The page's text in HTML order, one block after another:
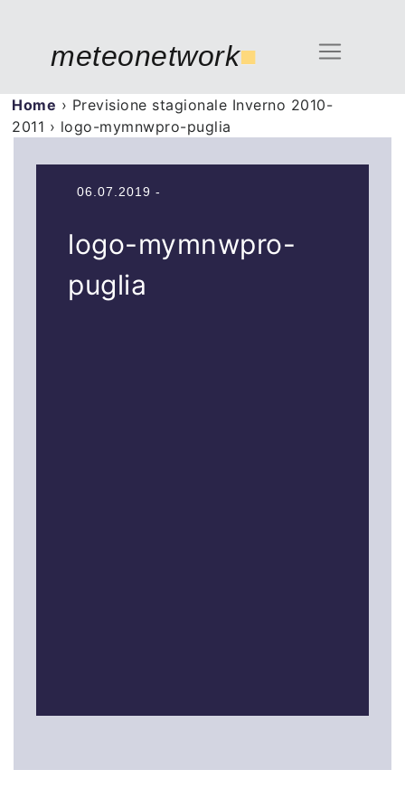
meteonetwork■
Home › Previsione stagionale Inverno 2010-
2011 › logo-mymnwpro-puglia
06.07.2019 -
logo-mymnwpro-
puglia